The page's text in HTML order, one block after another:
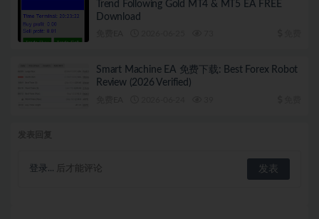
Trend Following Gold MT4 & MT5 EA FREE
Download
Smart Machine EA 免费下载: Best Forex Robot
Review (2026 Verified)
登录... 后才能评论